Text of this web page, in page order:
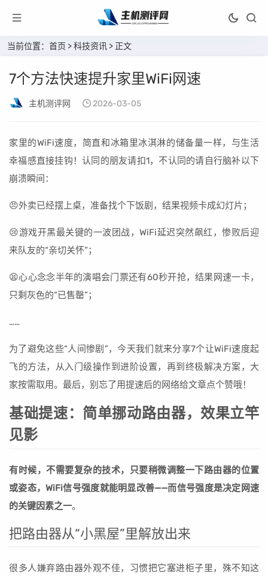
当前位置： 首页 >科技资讯 > 正文
7个方法快速提升家里WiFi网速
主机测评网 2026-03-05
家里的WiFi速度，简直和冰箱里冰淇淋的储备量一样，与生活
幸福感直接挂钩！认同的朋友请扣1，不认同的请自行脑补以下
崩溃瞬间：
😠外卖已经摆上桌，准备找个下饭剧，结果视频卡成幻灯片；
😢游戏开黑最关键的一波团战，WiFi延迟突然飙红，惨败后迎
来队友的“亲切关怀”；
😫心心念念半年的演唱会门票还有60秒开抢，结果网速一卡，
只剩灰色的“已售罄”；
……
为了避免这些“人间惨剧”，今天我们就来分享7个让WiFi速度起
飞的方法，从入门级操作到进阶设置，再到终极解决方案，大
家按需取用。最后，别忘了用提速后的网络给文章点个赞哦！
基础提速：简单挪动路由器，效果立竿
见影
有时候，不需要复杂的技术，只要稍微调整一下路由器的位置
或姿态，WiFi信号强度就能明显改善——而信号强度是决定网速
的关键因素之一。
把路由器从“小黑屋”里解放出来
很多人嫌弃路由器外观不佳，习惯把它塞进柜子里，殊不知这